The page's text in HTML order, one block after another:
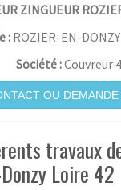
ZINGUEUR
: ROZIER-EN-DONZY
Société :Couvreur
OU DEMANDE
travaux
Loire 42